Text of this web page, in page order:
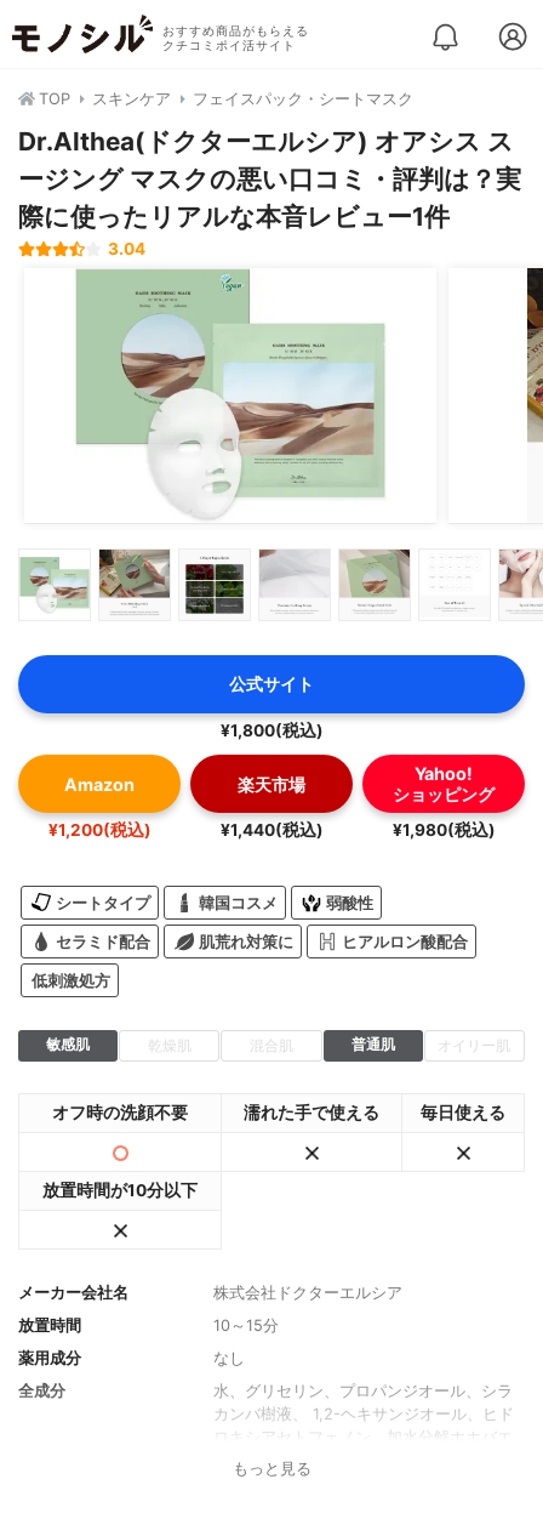
おすすめ商品がもらえる
クチコミポイ活サイト
TOP スキンケア フェイスパック・シートマスク
Dr.Althea(ドクターエルシア) オアシス ス
ージング マスクの悪い口コミ・評判は？実
際に使ったリアルな本音レビュー1件
3.04
公式サイト
¥1,800(税込)
Amazon
¥1,200(税込)
楽天市場
¥1,440(税込)
Yahoo!
ショッピング
¥1,980(税込)
シートタイプ 韓国コスメ 弱酸性
セラミド配合 肌荒れ対策に ヒアルロン酸配合
低刺激処方
敏感肌 乾燥肌 混合肌 普通肌 オイリー肌
オフ時の洗顔不要 濡れた手で使える 毎日使える
放置時間が10分以下
メーカー会社名
株式会社ドクターエルシア
放置時間
10～15分
薬用成分
なし
全成分
水、グリセリン、プロパンジオール、シラ
カンバ樹液、 1,2-ヘキサンジオール、ヒド
ロキシアセトフェノン、加水分解ホホバエ
ステル、キサンタンガム、ベタイン、トレ
もっと見る